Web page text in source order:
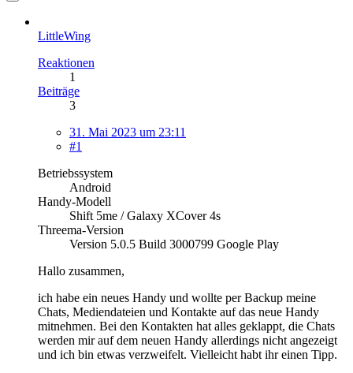
LittleWing
Reaktionen
1
Beiträge
3
31. Mai 2023 um 23:11
#1
Betriebssystem
Android
Handy-Modell
Shift 5me / Galaxy XCover 4s
Threema-Version
Version 5.0.5 Build 3000799 Google Play
Hallo zusammen,
ich habe ein neues Handy und wollte per Backup meine
Chats, Mediendateien und Kontakte auf das neue Handy
mitnehmen. Bei den Kontakten hat alles geklappt, die Chats
werden mir auf dem neuen Handy allerdings nicht angezeigt
und ich bin etwas verzweifelt. Vielleicht habt ihr einen Tipp.